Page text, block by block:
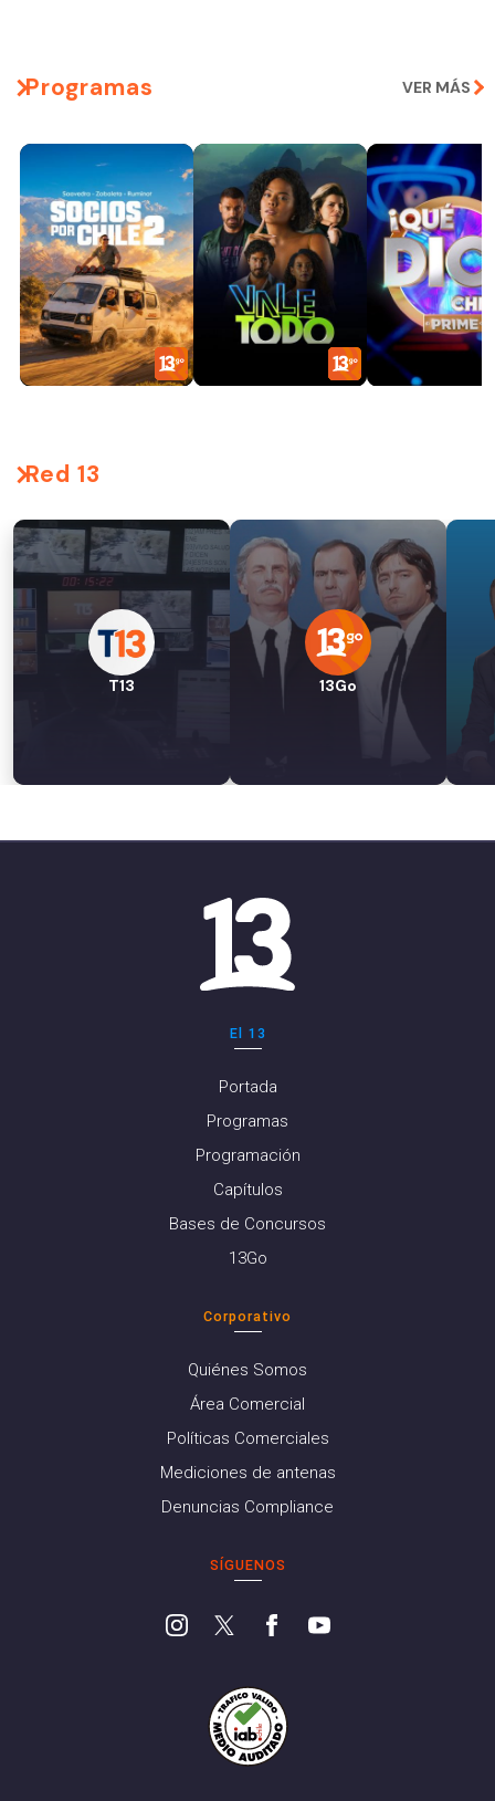
Programas VER MÁS
Red 13
T13 13Go
El 13
Portada
Programas
Programación
Capítulos
Bases de Concursos
13Go
Corporativo
Quiénes Somos
Área Comercial
Políticas Comerciales
Mediciones de antenas
Denuncias Compliance
SÍGUENOS